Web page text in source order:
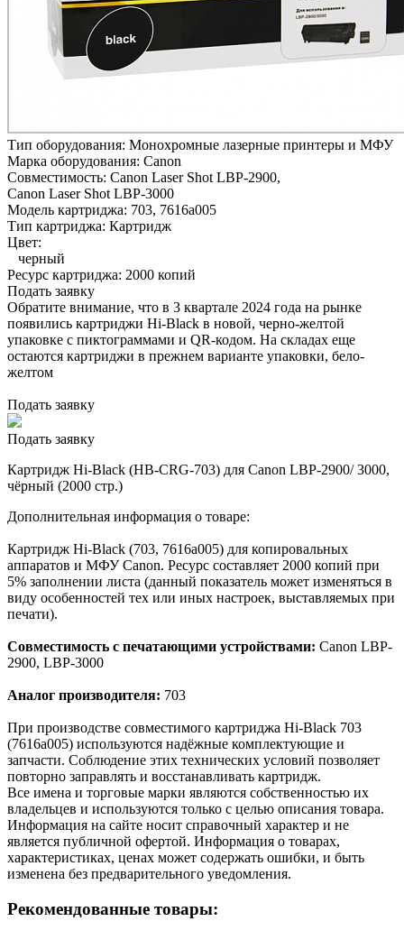
Тип оборудования: Монохромные лазерные принтеры и МФУ
Марка оборудования: Canon
Совместимость: Canon Laser Shot LBP-2900,
Canon Laser Shot LBP-3000
Модель картриджа: 703, 7616a005
Тип картриджа: Картридж
Цвет:
черный
Ресурс картриджа: 2000 копий
Подать заявку
Обратите внимание, что в 3 квартале 2024 года на рынке
появились картриджи Hi-Black в новой, черно-желтой
упаковке с пиктограммами и QR-кодом. На складах еще
остаются картриджи в прежнем варианте упаковки, бело-
желтом
Подать заявку
Подать заявку
Картридж Hi-Black (HB-CRG-703) для Canon LBP-2900/ 3000,
чёрный (2000 стр.)
Дополнительная информация о товаре:
Картридж Hi-Black (703, 7616a005) для копировальных
аппаратов и МФУ Canon. Ресурс составляет 2000 копий при
5% заполнении листа (данный показатель может изменяться в
виду особенностей тех или иных настроек, выставляемых при
печати).
Совместимость с печатающими устройствами: Canon LBP-
2900, LBP-3000
Аналог производителя: 703
При производстве совместимого картриджа Hi-Black 703
(7616a005) используются надёжные комплектующие и
запчасти. Соблюдение этих технических условий позволяет
повторно заправлять и восстанавливать картридж.
Все имена и торговые марки являются собственностью их
владельцев и используются только с целью описания товара.
Информация на сайте носит справочный характер и не
является публичной офертой. Информация о товарах,
характеристиках, ценах может содержать ошибки, и быть
изменена без предварительного уведомления.
Рекомендованные товары: